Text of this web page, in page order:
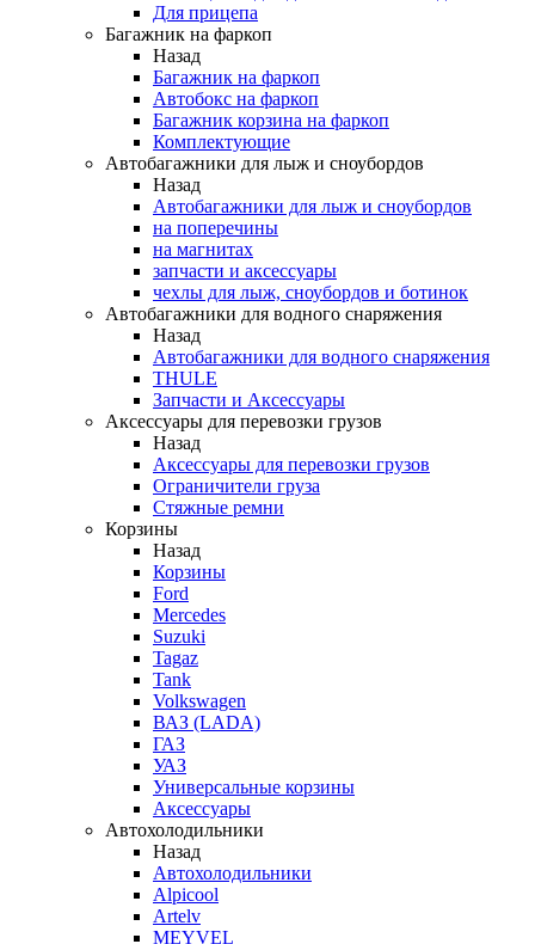
Для прицепа
Багажник на фаркоп
Назад
Багажник на фаркоп
Автобокс на фаркоп
Багажник корзина на фаркоп
Комплектующие
Автобагажники для лыж и сноубордов
Назад
Автобагажники для лыж и сноубордов
на поперечины
на магнитах
запчасти и аксессуары
чехлы для лыж, сноубордов и ботинок
Автобагажники для водного снаряжения
Назад
Автобагажники для водного снаряжения
THULE
Запчасти и Аксессуары
Аксессуары для перевозки грузов
Назад
Аксессуары для перевозки грузов
Ограничители груза
Стяжные ремни
Корзины
Назад
Корзины
Ford
Mercedes
Suzuki
Tagaz
Tank
Volkswagen
ВАЗ (LADA)
ГАЗ
УАЗ
Универсальные корзины
Аксессуары
Автохолодильники
Назад
Автохолодильники
Alpicool
Artelv
MEYVEL